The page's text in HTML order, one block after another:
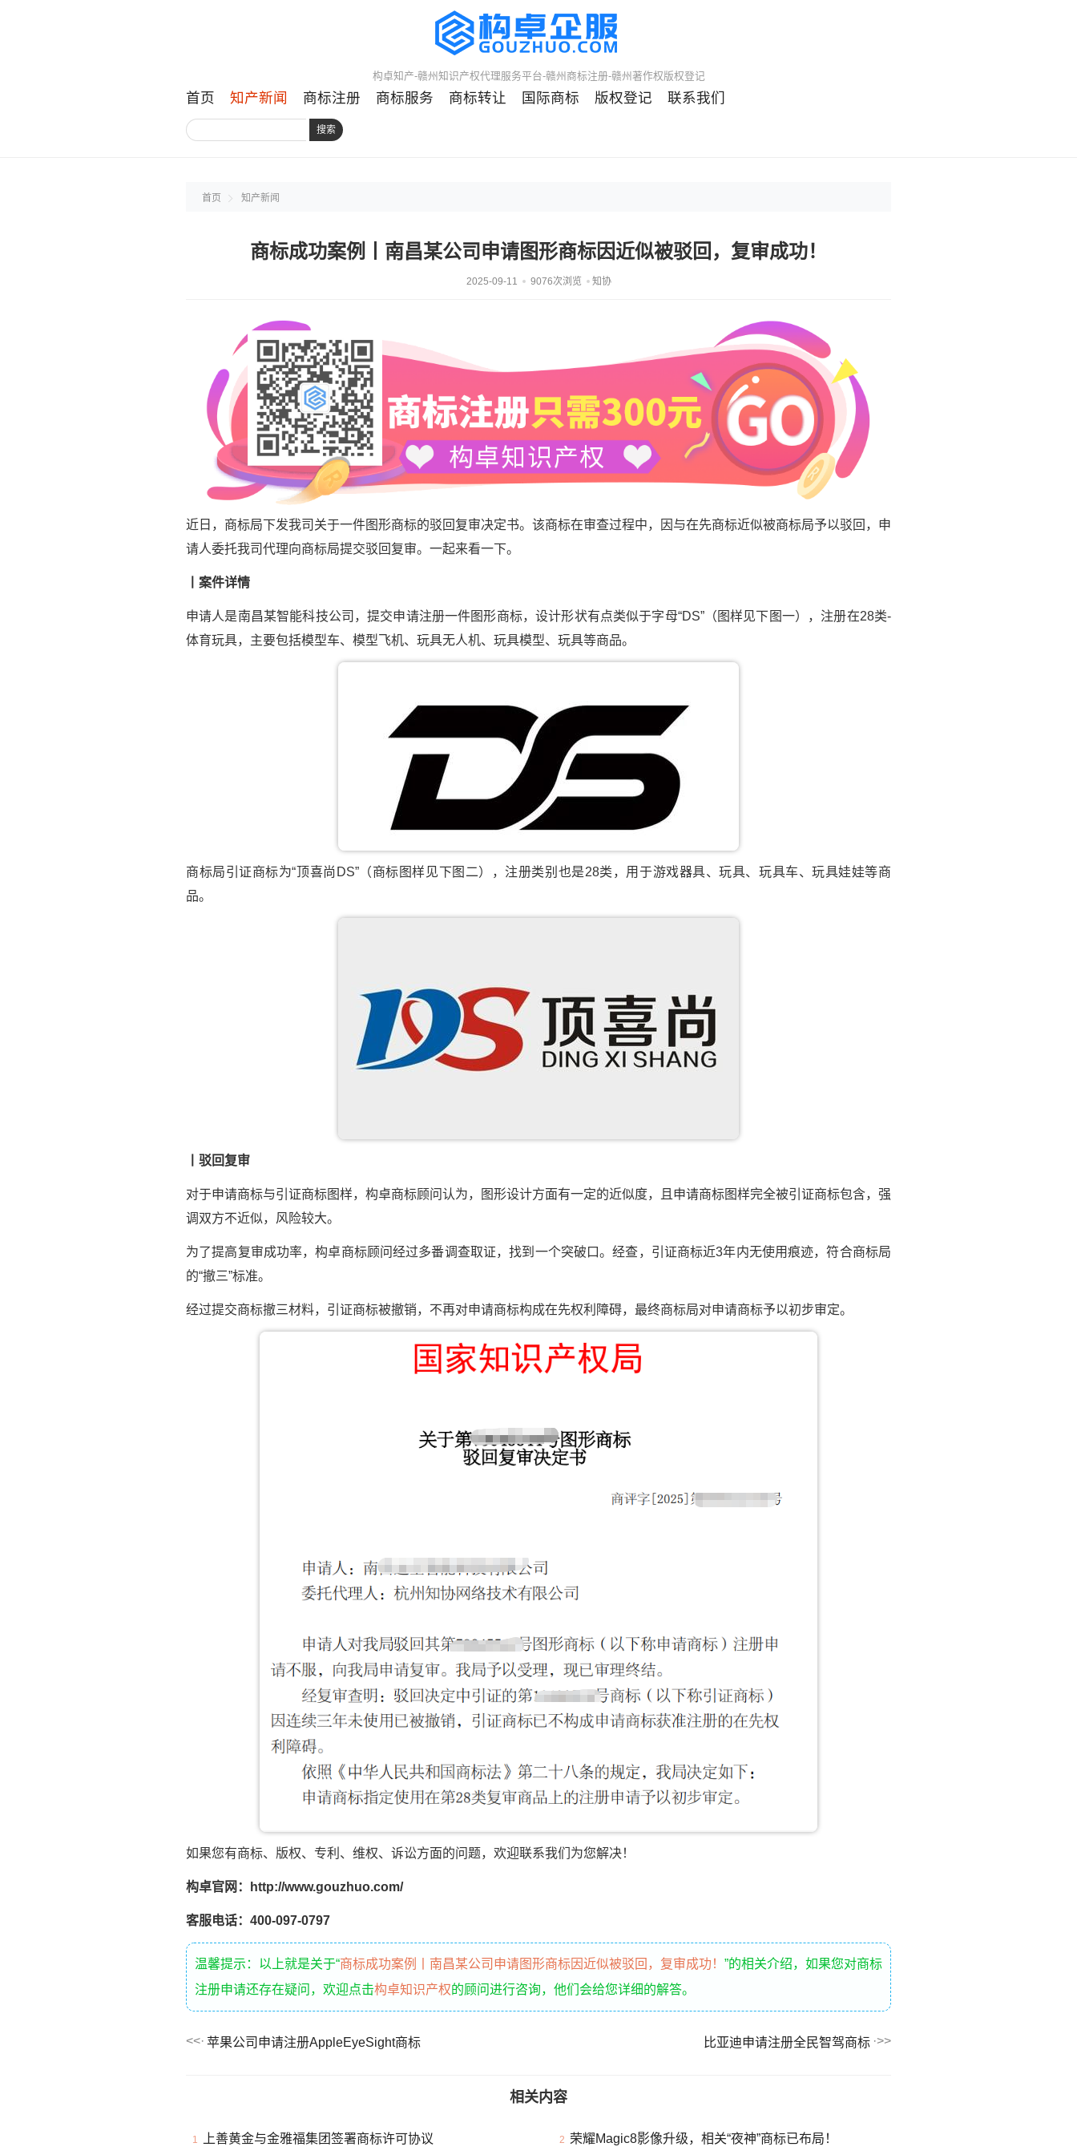
构卓知产-赣州知识产权代理服务平台-赣州商标注册-赣州著作权版权登记
首页 知产新闻 商标注册 商标服务 商标转让 国际商标 版权登记 联系我们
搜索
首页 知产新闻
商标成功案例丨南昌某公司申请图形商标因近似被驳回，复审成功！
2025-09-11 9076次浏览 知协
近日，商标局下发我司关于一件图形商标的驳回复审决定书。该商标在审查过程中，因与在先商标近似被商标局予以驳回，申
请人委托我司代理向商标局提交驳回复审。一起来看一下。
丨案件详情
申请人是南昌某智能科技公司，提交申请注册一件图形商标，设计形状有点类似于字母“DS”（图样见下图一），注册在28类-
体育玩具，主要包括模型车、模型飞机、玩具无人机、玩具模型、玩具等商品。
商标局引证商标为“顶喜尚DS”（商标图样见下图二），注册类别也是28类，用于游戏器具、玩具、玩具车、玩具娃娃等商
品。
丨驳回复审
对于申请商标与引证商标图样，构卓商标顾问认为，图形设计方面有一定的近似度，且申请商标图样完全被引证商标包含，强
调双方不近似，风险较大。
为了提高复审成功率，构卓商标顾问经过多番调查取证，找到一个突破口。经查，引证商标近3年内无使用痕迹，符合商标局
的“撤三”标准。
经过提交商标撤三材料，引证商标被撤销，不再对申请商标构成在先权利障碍，最终商标局对申请商标予以初步审定。
如果您有商标、版权、专利、维权、诉讼方面的问题，欢迎联系我们为您解决！
构卓官网：http://www.gouzhuo.com/
客服电话：400-097-0797
温馨提示：以上就是关于“商标成功案例丨南昌某公司申请图形商标因近似被驳回，复审成功！ ”的相关介绍，如果您对商标
注册申请还存在疑问，欢迎点击构卓知识产权的顾问进行咨询，他们会给您详细的解答。
苹果公司申请注册AppleEyeSight商标 比亚迪申请注册全民智驾商标
相关内容
1 上善黄金与金雅福集团签署商标许可协议 2 荣耀Magic8影像升级，相关“夜神”商标已布局！